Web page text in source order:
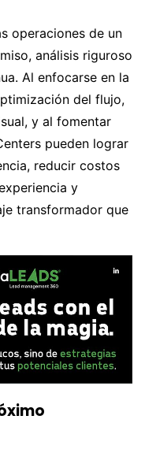
operaciones de un
análisis riguroso
Al enfocarse en la
del flujo,
y al fomentar
pueden lograr
reducir costos
y
transformador que